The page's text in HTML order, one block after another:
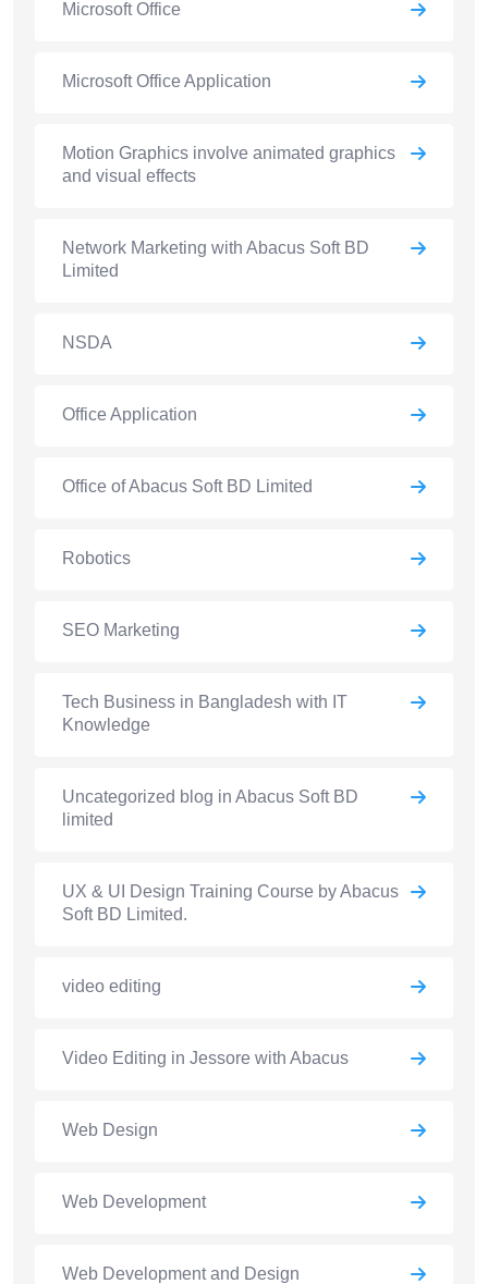
Microsoft Office
Microsoft Office Application
Motion Graphics involve animated graphics
and visual effects
Network Marketing with Abacus Soft BD
Limited
NSDA
Office Application
Office of Abacus Soft BD Limited
Robotics
SEO Marketing
Tech Business in Bangladesh with IT
Knowledge
Uncategorized blog in Abacus Soft BD
limited
UX & UI Design Training Course by Abacus
Soft BD Limited.
video editing
Video Editing in Jessore with Abacus
Web Design
Web Development
Web Development and Design